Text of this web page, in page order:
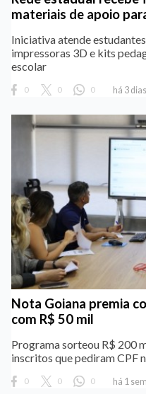
materiais de apoio
Iniciativa atende
impressoras 3D e kits
escolar
0 0 0 há 3 dias
Nota Goiana premia
com R$ 50 mil
Programa sorteou R$ 200
inscritos que pediram CPF
0 0 0 há 1